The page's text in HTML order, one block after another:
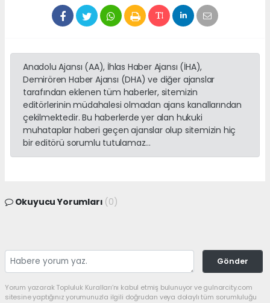
Anadolu Ajansı (AA), İhlas Haber Ajansı (İHA),
Demirören Haber Ajansı (DHA) ve diğer ajanslar
tarafından eklenen tüm haberler, sitemizin
editörlerinin müdahalesi olmadan ajans kanallarından
çekilmektedir. Bu haberlerde yer alan hukuki
muhataplar haberi geçen ajanslar olup sitemizin hiç
bir editörü sorumlu tutulamaz...
Okuyucu Yorumları (0)
Gönder
Yorum yazarak Topluluk Kuralları’nı kabul etmiş bulunuyor ve gulnarcity.com
sitesine yaptığınız yorumunuzla ilgili doğrudan veya dolaylı tüm sorumluluğu